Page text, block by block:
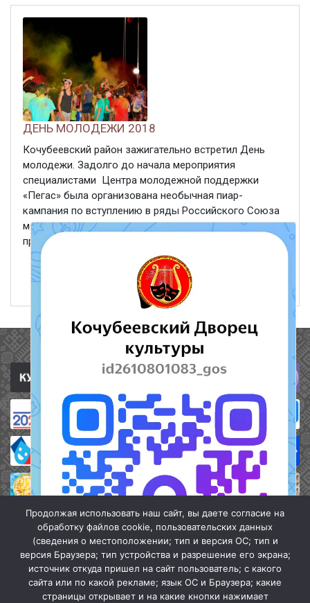
ДЕНЬ МОЛОДЕЖИ 2018
Кочубеевский район зажигательно встретил День
молодежи. Задолго до начала мероприятия
специалистами Центра молодежной поддержки
«Пегас» была организована необычная пиар-
кампания по вступлению в ряды Российского Союза
молодежи. А на сцене чествовались лучшие
представители трудовой молодежи, молодые ...
Полезные ссылки
Продолжая использовать наш сайт, вы даете согласие на
обработку файлов cookie, пользовательских данных
(сведения о местоположении; тип и версия ОС; тип и
версия Браузера; тип устройства и разрешение его экрана;
источник откуда пришел на сайт пользователь; с какого
сайта или по какой рекламе; язык ОС и Браузера; какие
страницы открывает и на какие кнопки нажимает